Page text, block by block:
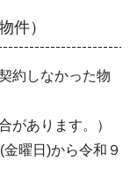
件）
約しなかった物
があります。）
曜日)から令和９